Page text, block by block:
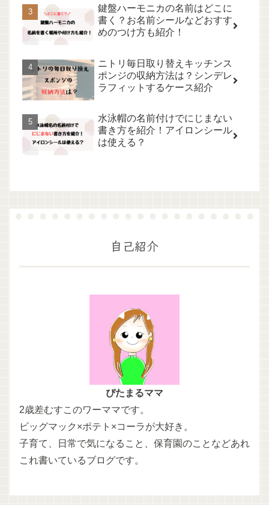
鍵盤ハーモニカの名前はどこに
書く？お名前シールなどおすす
めのつけ方も紹介！
ニトリ毎日取り替えキッチンス
ポンジの収納方法は？シンデレ
ラフィットするケース紹介
水泳帽の名前付けでにじまない
書き方を紹介！アイロンシール
は使える？
自己紹介
ぴたまるママ
2歳差むすこのワーママです。
ビッグマック×ポテト×コーラが大好き。
子育て、日常で気になること、保育園のことなどあれ
これ書いているブログです。